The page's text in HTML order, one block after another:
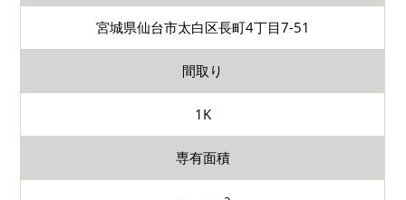
宮城県仙台市太白区長町4丁目7-51
間取り
1K
専有面積